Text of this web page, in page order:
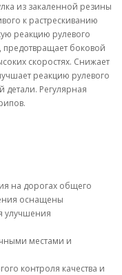
из закаленной резины
к растрескиванию
реакцию рулевого
боковой
скоростях. Снижает
реакцию рулевого
Регулярная
на дорогах общего
оснащены
улучшения
местами и
контроля качества и